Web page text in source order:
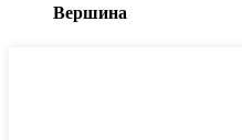
Вершина